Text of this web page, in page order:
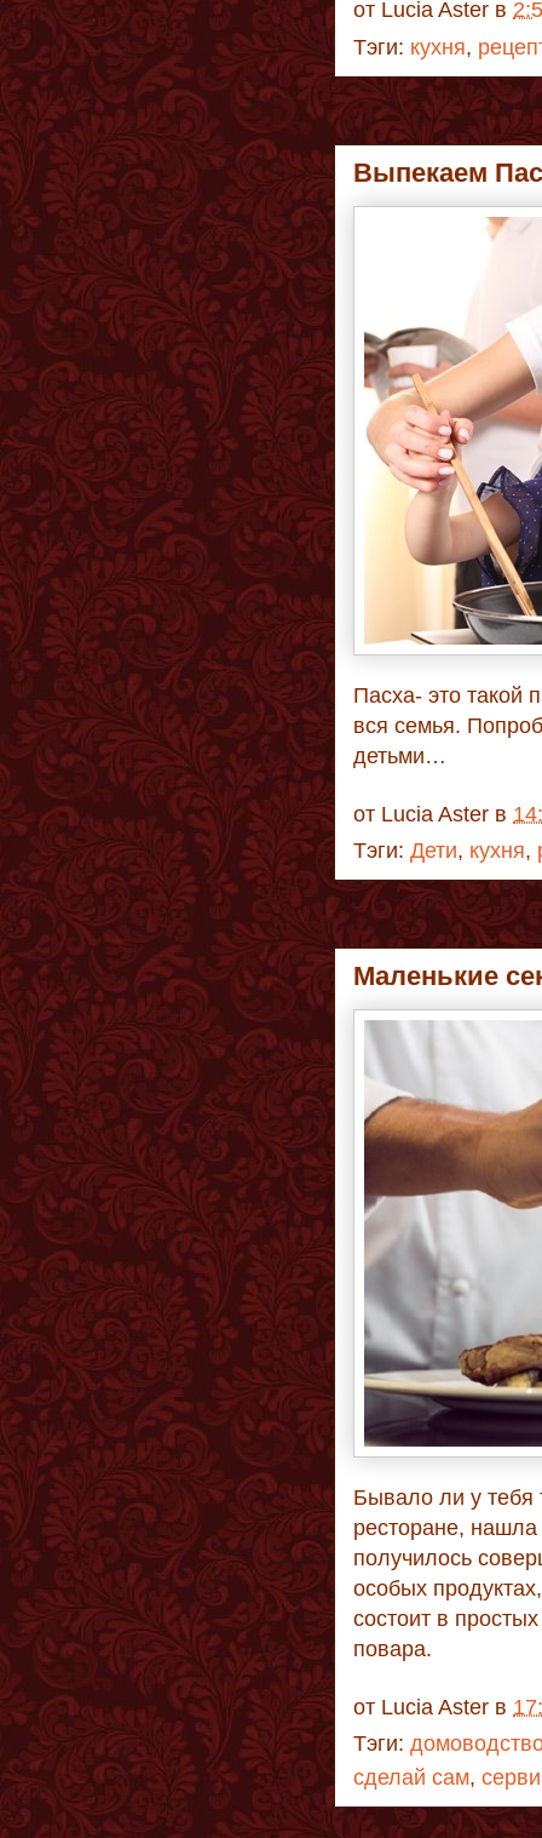
от Lucia Aster в
Тэги: кухня,
Выпекаем
Пасха- это такой
вся семья.
детьми…
от Lucia Aster в
Тэги: Дети, кухня,
Маленькие
Бывало ли у тебя
ресторане, нашла
получилось
особых
состоит в
повара.
от Lucia Aster в
Тэги:
сделай сам,